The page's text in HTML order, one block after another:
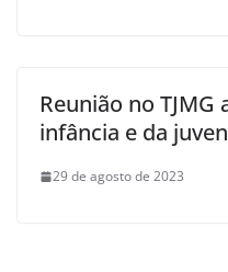
Reunião no
infância e da
29 de agosto de 2023